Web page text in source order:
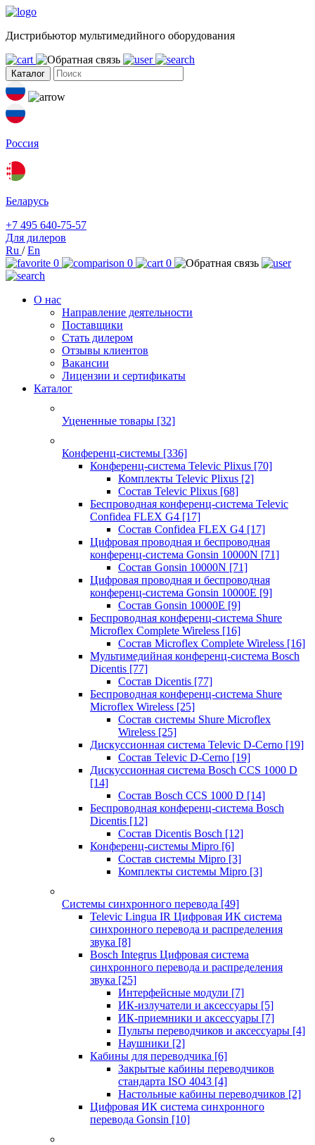
Дистрибьютор мультимедийного оборудования
Каталог
Россия
Беларусь
+7 495 640-75-57
Для дилеров
Ru /En
0
0 0
О нас
Направление деятельности
Поставщики
Стать дилером
Отзывы клиентов
Вакансии
Лицензии и сертификаты
Каталог
Уцененные товары [32]
Конференц-системы [336]
Конференц-система Televic Plixus [70]
Комплекты Televic Plixus [2]
Состав Televic Plixus [68]
Беспроводная конференц-система Televic
Confidea FLEX G4 [17]
Состав Confidea FLEX G4 [17]
Цифровая проводная и беспроводная
конференц-система Gonsin 10000N [71]
Состав Gonsin 10000N [71]
Цифровая проводная и беспроводная
конференц-система Gonsin 10000E [9]
Состав Gonsin 10000E [9]
Беспроводная конференц-система Shure
Microflex Complete Wireless [16]
Состав Microflex Complete Wireless [16]
Мультимедийная конференц-система Bosch
Dicentis [77]
Состав Dicentis [77]
Беспроводная конференц-система Shure
Microflex Wireless [25]
Состав системы Shure Microflex
Wireless [25]
Дискуссионная система Televic D-Cerno [19]
Состав Televic D-Cerno [19]
Дискуссионная система Bosch CCS 1000 D
[14]
Состав Bosch CCS 1000 D [14]
Беспроводная конференц-система Bosch
Dicentis [12]
Состав Dicentis Bosch [12]
Конференц-системы Mipro [6]
Состав системы Mipro [3]
Комплекты системы Mipro [3]
Системы синхронного перевода [49]
Televic Lingua IR Цифровая ИК система
синхронного перевода и распределения
звука [8]
Bosch Integrus Цифровая система
синхронного перевода и распределения
звука [25]
Интерфейсные модули [7]
ИК-излучатели и аксессуары [5]
ИК-приемники и аксессуары [7]
Пульты переводчиков и аксессуары [4]
Наушники [2]
Кабины для переводчика [6]
Закрытые кабины переводчиков
стандарта ISO 4043 [4]
Настольные кабины переводчиков [2]
Цифровая ИК система синхронного
перевода Gonsin [10]